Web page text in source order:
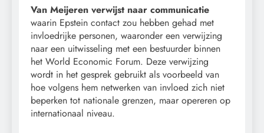
Van Meijeren verwijst naar communicatie
waarin Epstein contact zou hebben gehad met
invloedrijke personen, waaronder een verwijzing
naar een uitwisseling met een bestuurder binnen
het World Economic Forum. Deze verwijzing
wordt in het gesprek gebruikt als voorbeeld van
hoe volgens hem netwerken van invloed zich niet
beperken tot nationale grenzen, maar opereren op
internationaal niveau.